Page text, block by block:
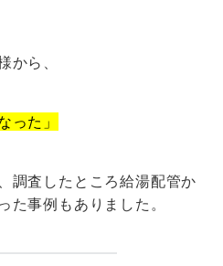
から、
った」
調査したところ給湯配管か
た事例もありました。